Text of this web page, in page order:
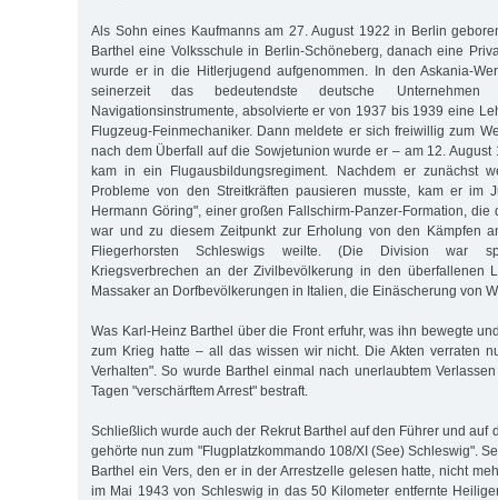
Als Sohn eines Kaufmanns am 27. August 1922 in Berlin
Barthel eine Volksschule in Berlin-Schöneberg, danach eine
wurde er in die Hitlerjugend aufgenommen. In den Askania-
seinerzeit das bedeutendste deutsche
Navigationsinstrumente, absolvierte er von 1937 bis 1939 eine
Flugzeug-Feinmechaniker. Dann meldete er sich freiwillig zum
nach dem Überfall auf die Sowjetunion wurde er – am 12.
kam in ein Flugausbildungsregiment. Nachdem er zunächst
Probleme von den Streitkräften pausieren musste, kam er im
Hermann Göring", einer großen Fallschirm-Panzer-Formation, die
war und zu diesem Zeitpunkt zur Erholung von den Kämpfen
Fliegerhorsten Schleswigs weilte. (Die Division war
Kriegsverbrechen an der Zivilbevölkerung in den überfallenen
Massaker an Dorfbevölkerungen in Italien, die Einäscherung von
Was Karl-Heinz Barthel über die Front erfuhr, was ihn bewegte
zum Krieg hatte – all das wissen wir nicht. Die Akten verraten
Verhalten". So wurde Barthel einmal nach unerlaubtem
Tagen "verschärftem Arrest" bestraft.
Schließlich wurde auch der Rekrut Barthel auf den Führer und auf
gehörte nun zum "Flugplatzkommando 108/XI (See) Schleswig".
Barthel ein Vers, den er in der Arrestzelle gelesen hatte, nicht
im Mai 1943 von Schleswig in das 50 Kilometer entfernte